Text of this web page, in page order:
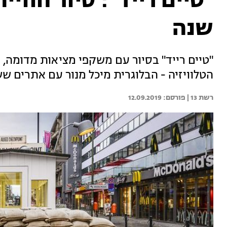
שנה
"טיים רייד" בסיור עם משקפי מציאות מדומה,
הטלוויזיה - הבלוגרית מיכל מנור עם אתרים
רשת 13 | 12.09.2019